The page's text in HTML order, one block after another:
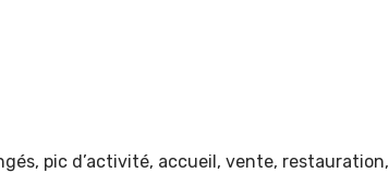
pic d’activité, accueil, vente, restauration,